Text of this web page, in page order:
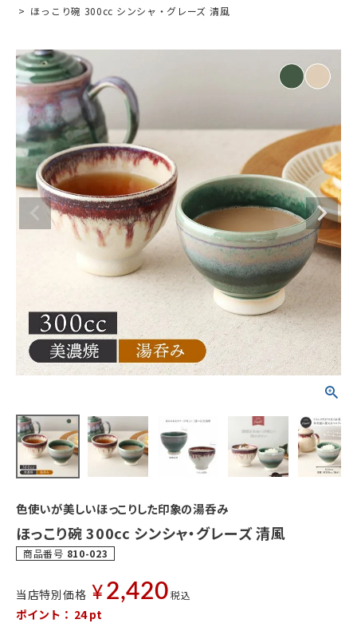
ほっこり碗 300cc シンシャ・グレーズ 清風
色使いが美しいほっこりした印象の湯呑み
ほっこり碗 300cc シンシャ・グレーズ 清風
商品番号 810-023
当店特別価格 ¥ 2,420 税込
ポイント： 24 pt